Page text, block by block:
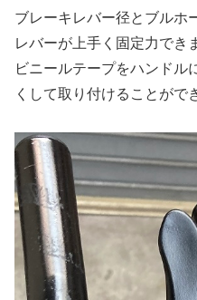
ブレーキレバー径とブルホ
レバーが上手く固定力でき
ビニールテープをハンドル
くして取り付けることがで